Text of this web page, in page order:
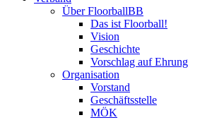
Über FloorballBB
Das ist Floorball!
Vision
Geschichte
Vorschlag auf Ehrung
Organisation
Vorstand
Geschäftsstelle
MÖK